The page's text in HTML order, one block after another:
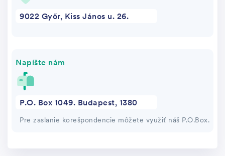
9022 Győr, Kiss János u. 26.
Napíšte nám
P.O. Box 1049. Budapest, 1380
Pre zaslanie korešpondencie môžete využiť náš P.O.Box.